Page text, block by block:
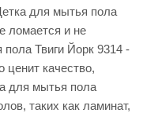
для мытья пола
ломается и не
Твиги Йорк 9314 -
ценит качество,
для мытья пола
таких как ламинат,